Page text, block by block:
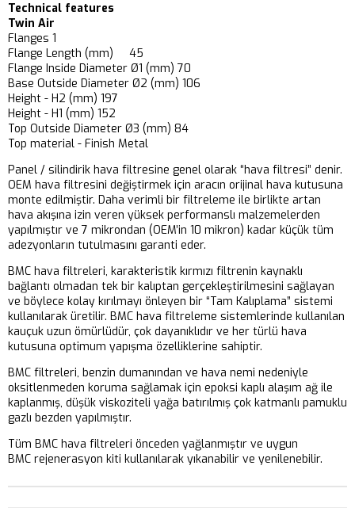
Technical features
Twin Air
Flanges 1
Flange Length (mm) 45
Flange Inside Diameter Ø1 (mm) 70
Base Outside Diameter Ø2 (mm) 106
Height - H2 (mm) 197
Height - H1 (mm) 152
Top Outside Diameter Ø3 (mm) 84
Top material - Finish Metal
Panel / silindirik hava filtresine genel olarak “hava filtresi” denir.
OEM hava filtresini değiştirmek için aracın orijinal hava kutusuna
monte edilmiştir. Daha verimli bir filtreleme ile birlikte artan
hava akışına izin veren yüksek performanslı malzemelerden
yapılmıştır ve 7 mikrondan (OEM’in 10 mikron) kadar küçük tüm
adezyonların tutulmasını garanti eder.
BMC hava filtreleri, karakteristik kırmızı filtrenin kaynaklı
bağlantı olmadan tek bir kalıptan gerçekleştirilmesini sağlayan
ve böylece kolay kırılmayı önleyen bir “Tam Kalıplama” sistemi
kullanılarak üretilir. BMC hava filtreleme sistemlerinde kullanılan
kauçuk uzun ömürlüdür, çok dayanıklıdır ve her türlü hava
kutusuna optimum yapışma özelliklerine sahiptir.
BMC filtreleri, benzin dumanından ve hava nemi nedeniyle
oksitlenmeden koruma sağlamak için epoksi kaplı alaşım ağ ile
kaplanmış, düşük viskoziteli yağa batırılmış çok katmanlı pamuklu
gazlı bezden yapılmıştır.
Tüm BMC hava filtreleri önceden yağlanmıştır ve uygun
BMC rejenerasyon kiti kullanılarak yıkanabilir ve yenilenebilir.